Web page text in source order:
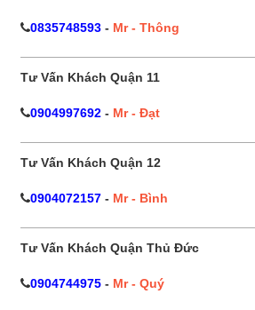
0835748593 - Mr - Thông
Tư Vấn Khách Quận 11
0904997692 - Mr - Đạt
Tư Vấn Khách Quận 12
0904072157 - Mr - Bình
Tư Vấn Khách Quận Thủ Đức
0904744975 - Mr - Quý